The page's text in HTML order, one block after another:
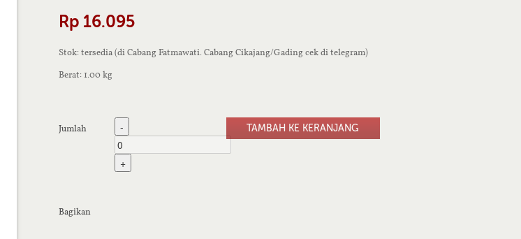
Rp 16.095
Stok: tersedia (di Cabang Fatmawati. Cabang Cikajang/Gading cek di telegram)
Berat: 1.00 kg
Jumlah -
+
Bagikan